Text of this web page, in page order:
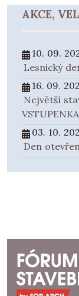
AKCE,
10. 09.
Lesnický
16. 09.
Největší
03. 10.
Den